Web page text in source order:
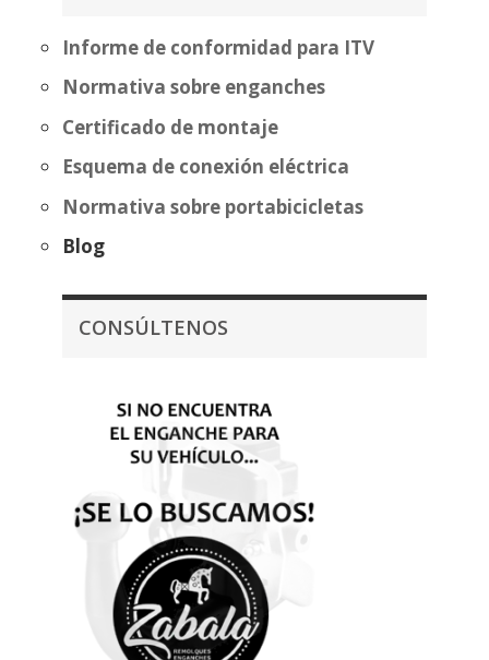
Informe de conformidad para ITV
Normativa sobre enganches
Certificado de montaje
Esquema de conexión eléctrica
Normativa sobre portabicicletas
Blog
CONSÚLTENOS